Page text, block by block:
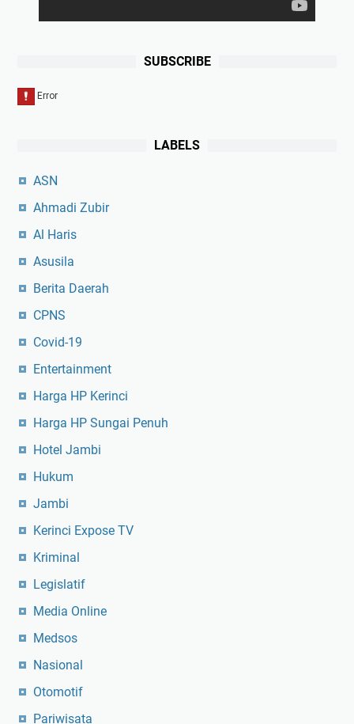
SUBSCRIBE
LABELS
ASN
Ahmadi Zubir
Al Haris
Asusila
Berita Daerah
CPNS
Covid-19
Entertainment
Harga HP Kerinci
Harga HP Sungai Penuh
Hotel Jambi
Hukum
Jambi
Kerinci Expose TV
Kriminal
Legislatif
Media Online
Medsos
Nasional
Otomotif
Pariwisata